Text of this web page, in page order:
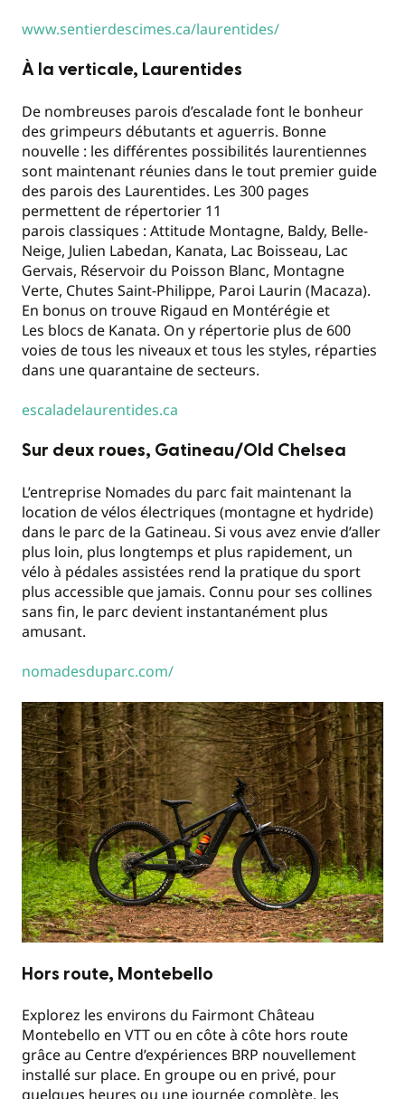
www.sentierdescimes.ca/laurentides/
À la verticale, Laurentides
De nombreuses parois d’escalade font le bonheur
des grimpeurs débutants et aguerris. Bonne
nouvelle : les différentes possibilités laurentiennes
sont maintenant réunies dans le tout premier guide
des parois des Laurentides. Les 300 pages
permettent de répertorier 11
parois classiques : Attitude Montagne, Baldy, Belle-
Neige, Julien Labedan, Kanata, Lac Boisseau, Lac
Gervais, Réservoir du Poisson Blanc, Montagne
Verte, Chutes Saint-Philippe, Paroi Laurin (Macaza).
En bonus on trouve Rigaud en Montérégie et
Les blocs de Kanata. On y répertorie plus de 600
voies de tous les niveaux et tous les styles, réparties
dans une quarantaine de secteurs.
escaladelaurentides.ca
Sur deux roues, Gatineau/Old Chelsea
L’entreprise Nomades du parc fait maintenant la
location de vélos électriques (montagne et hydride)
dans le parc de la Gatineau. Si vous avez envie d’aller
plus loin, plus longtemps et plus rapidement, un
vélo à pédales assistées rend la pratique du sport
plus accessible que jamais. Connu pour ses collines
sans fin, le parc devient instantanément plus
amusant.
nomadesduparc.com/
Hors route, Montebello
Explorez les environs du Fairmont Château
Montebello en VTT ou en côte à côte hors route
grâce au Centre d’expériences BRP nouvellement
installé sur place. En groupe ou en privé, pour
quelques heures ou une journée complète, les